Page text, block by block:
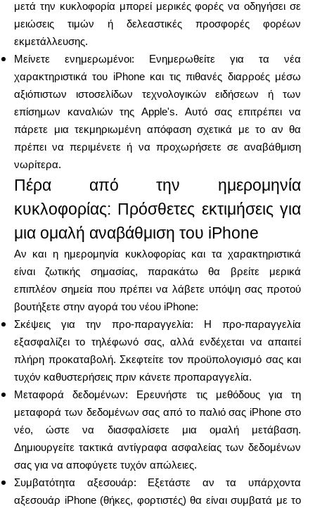
μετά την κυκλοφορία μπορεί μερικές φορές να οδηγήσει σε
μειώσεις τιμών ή δελεαστικές προσφορές φορέων
εκμετάλλευσης.
Μείνετε ενημερωμένοι: Ενημερωθείτε για τα νέα
χαρακτηριστικά του iPhone και τις πιθανές διαρροές μέσω
αξιόπιστων ιστοσελίδων τεχνολογικών ειδήσεων ή των
επίσημων καναλιών της Apple's. Αυτό σας επιτρέπει να
πάρετε μια τεκμηριωμένη απόφαση σχετικά με το αν θα
πρέπει να περιμένετε ή να προχωρήσετε σε αναβάθμιση
νωρίτερα.
Πέρα από την ημερομηνία
κυκλοφορίας: Πρόσθετες εκτιμήσεις για
μια ομαλή αναβάθμιση του iPhone
Αν και η ημερομηνία κυκλοφορίας και τα χαρακτηριστικά
είναι ζωτικής σημασίας, παρακάτω θα βρείτε μερικά
επιπλέον σημεία που πρέπει να λάβετε υπόψη σας προτού
βουτήξετε στην αγορά του νέου iPhone:
Σκέψεις για την προ-παραγγελία: Η προ-παραγγελία
εξασφαλίζει το τηλέφωνό σας, αλλά ενδέχεται να απαιτεί
πλήρη προκαταβολή. Σκεφτείτε τον προϋπολογισμό σας και
τυχόν καθυστερήσεις πριν κάνετε προπαραγγελία.
Μεταφορά δεδομένων: Ερευνήστε τις μεθόδους για τη
μεταφορά των δεδομένων σας από το παλιό σας iPhone στο
νέο, ώστε να διασφαλίσετε μια ομαλή μετάβαση.
Δημιουργείτε τακτικά αντίγραφα ασφαλείας των δεδομένων
σας για να αποφύγετε τυχόν απώλειες.
Συμβατότητα αξεσουάρ: Εξετάστε αν τα υπάρχοντα
αξεσουάρ iPhone (θήκες, φορτιστές) θα είναι συμβατά με το